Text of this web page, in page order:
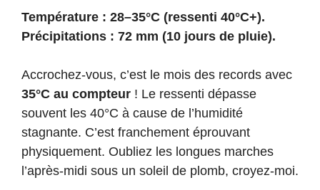
Température : 28–35°C (ressenti 40°C+).
Précipitations : 72 mm (10 jours de pluie).
Accrochez-vous, c’est le mois des records avec
35°C au compteur ! Le ressenti dépasse
souvent les 40°C à cause de l’humidité
stagnante. C’est franchement éprouvant
physiquement. Oubliez les longues marches
l’après-midi sous un soleil de plomb, croyez-moi.